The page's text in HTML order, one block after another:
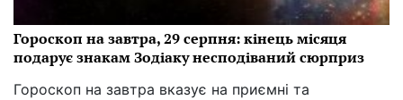
Гороскоп на завтра, 29 серпня: кінець місяця
подарує знакам Зодіаку несподіваний сюрприз
Гороскоп на завтра вказує на приємні та